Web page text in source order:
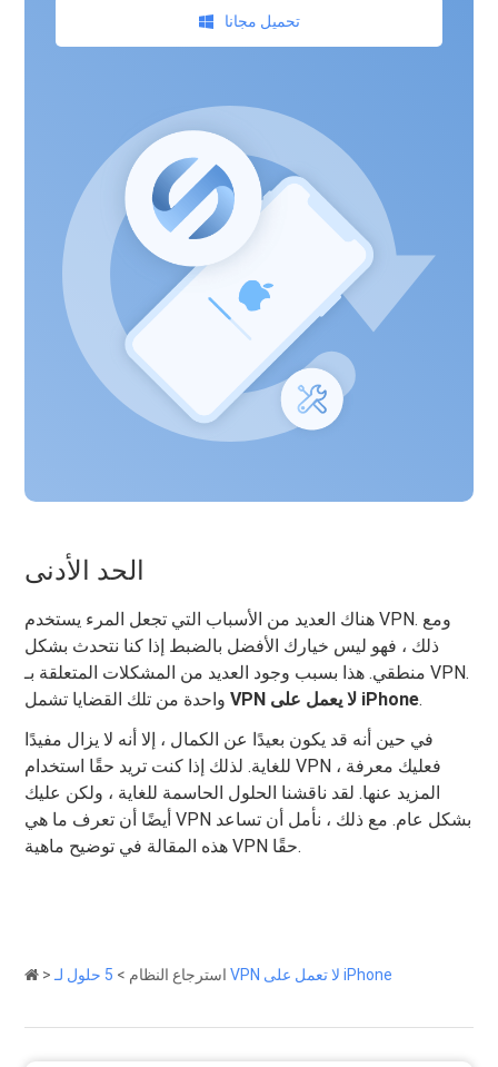
تحميل مجانا
الحد الأدنى
هناك العديد من الأسباب التي تجعل المرء يستخدم VPN. ومع
ذلك ، فهو ليس خيارك الأفضل بالضبط إذا كنا نتحدث بشكل
منطقي. هذا بسبب وجود العديد من المشكلات المتعلقة بـ VPN.
واحدة من تلك القضايا تشمل
VPN لا يعمل على iPhone.
في حين أنه قد يكون بعيدًا عن الكمال ، إلا أنه لا يزال مفيدًا
للغاية. لذلك إذا كنت تريد حقًا استخدام VPN ، فعليك معرفة
المزيد عنها. لقد ناقشنا الحلول الحاسمة للغاية ، ولكن عليك
أيضًا أن تعرف ما هي VPN بشكل عام. مع ذلك ، نأمل أن تساعد
هذه المقالة في توضيح ماهية VPN حقًا.
> استرجاع النظام > 5 حلول لـ VPN لا تعمل على iPhone